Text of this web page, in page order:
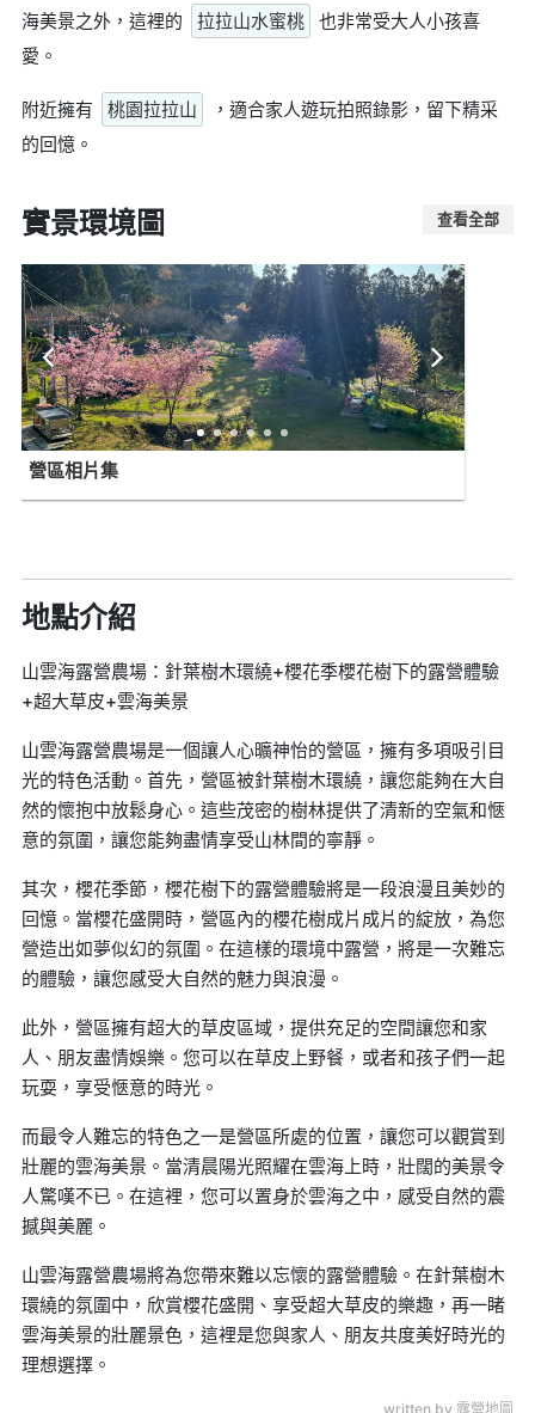
海美景之外，這裡的
拉拉山水蜜桃
也非常受大人小孩喜
愛。
附近擁有 桃園拉拉山
，適合家人遊玩拍照錄影，留下精采
的回憶。
實景環境圖 查看全部
營區相片集
地點介紹
山雲海露營農場：針葉樹木環繞+櫻花季櫻花樹下的露營體驗
+超大草皮+雲海美景
山雲海露營農場是一個讓人心曠神怡的營區，擁有多項吸引目
光的特色活動。首先，營區被針葉樹木環繞，讓您能夠在大自
然的懷抱中放鬆身心。這些茂密的樹林提供了清新的空氣和愜
意的氛圍，讓您能夠盡情享受山林間的寧靜。
其次，櫻花季節，櫻花樹下的露營體驗將是一段浪漫且美妙的
回憶。當櫻花盛開時，營區內的櫻花樹成片成片的綻放，為您
營造出如夢似幻的氛圍。在這樣的環境中露營，將是一次難忘
的體驗，讓您感受大自然的魅力與浪漫。
此外，營區擁有超大的草皮區域，提供充足的空間讓您和家
人、朋友盡情娛樂。您可以在草皮上野餐，或者和孩子們一起
玩耍，享受愜意的時光。
而最令人難忘的特色之一是營區所處的位置，讓您可以觀賞到
壯麗的雲海美景。當清晨陽光照耀在雲海上時，壯闊的美景令
人驚嘆不已。在這裡，您可以置身於雲海之中，感受自然的震
撼與美麗。
山雲海露營農場將為您帶來難以忘懷的露營體驗。在針葉樹木
環繞的氛圍中，欣賞櫻花盛開、享受超大草皮的樂趣，再一睹
雲海美景的壯麗景色，這裡是您與家人、朋友共度美好時光的
理想選擇。
written by 露營地圖